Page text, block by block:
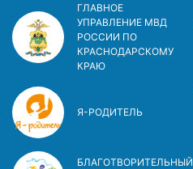
ГЛАВНОЕ
УПРАВЛЕНИЕ МВД
РОССИИ ПО
КРАСНОДАРСКОМУ
КРАЮ
Я-РОДИТЕЛЬ
БЛАГОТВОРИТЕЛЬНЫЙ